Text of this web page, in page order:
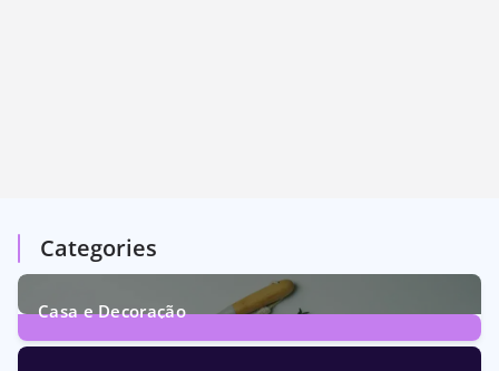
Categories
Casa e Decoração
1Post